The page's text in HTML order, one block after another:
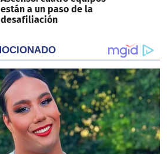
están a un paso de la
desafiliación